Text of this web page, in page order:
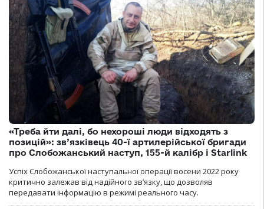
«Треба йти далі, бо нехороші люди відходять з
позицій»: зв’язківець 40-ї артилерійської бригади
про Слобожанський наступ, 155-й калібр і Starlink
Успіх Слобожанської наступальної операції восени 2022 року
критично залежав від надійного зв’язку, що дозволяв
передавати інформацію в режимі реального часу.